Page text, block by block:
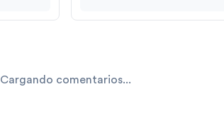
Cargando comentarios...